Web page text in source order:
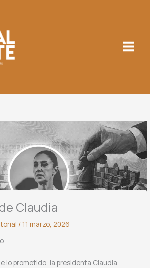
Claudia
/ 11 marzo, 2026
lo prometido, la presidenta Claudia